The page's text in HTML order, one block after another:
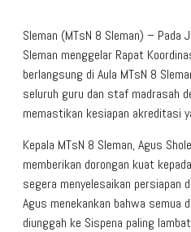
Sleman (MTsN 8 Sleman) –
Sleman menggelar Rapat
berlangsung di Aula MTsN 8
seluruh guru dan staf madrasah
memastikan kesiapan akreditasi
Kepala MTsN 8 Sleman, Agus
memberikan dorongan kuat
segera menyelesaikan persiapan
Agus menekankan bahwa semua
diunggah ke Sispena paling